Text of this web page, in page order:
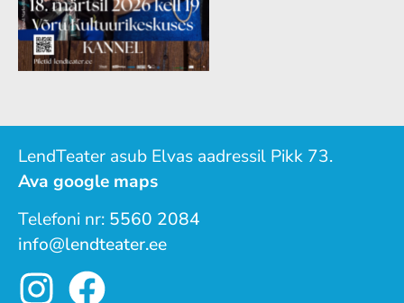
LendTeater asub Elvas aadressil Pikk 73.
Ava google maps
Telefoni nr: 5560 2084
info@lendteater.ee